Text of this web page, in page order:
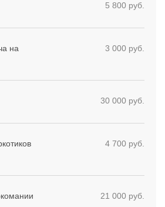
5 800 руб.
на
3 000 руб.
30 000 руб.
4 700 руб.
21 000 руб.